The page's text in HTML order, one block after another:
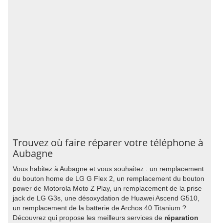
Trouvez où faire réparer votre téléphone à
Aubagne
Vous habitez à Aubagne et vous souhaitez : un remplacement
du bouton home de LG G Flex 2, un remplacement du bouton
power de Motorola Moto Z Play, un remplacement de la prise
jack de LG G3s, une désoxydation de Huawei Ascend G510,
un remplacement de la batterie de Archos 40 Titanium ?
Découvrez qui propose les meilleurs services de réparation